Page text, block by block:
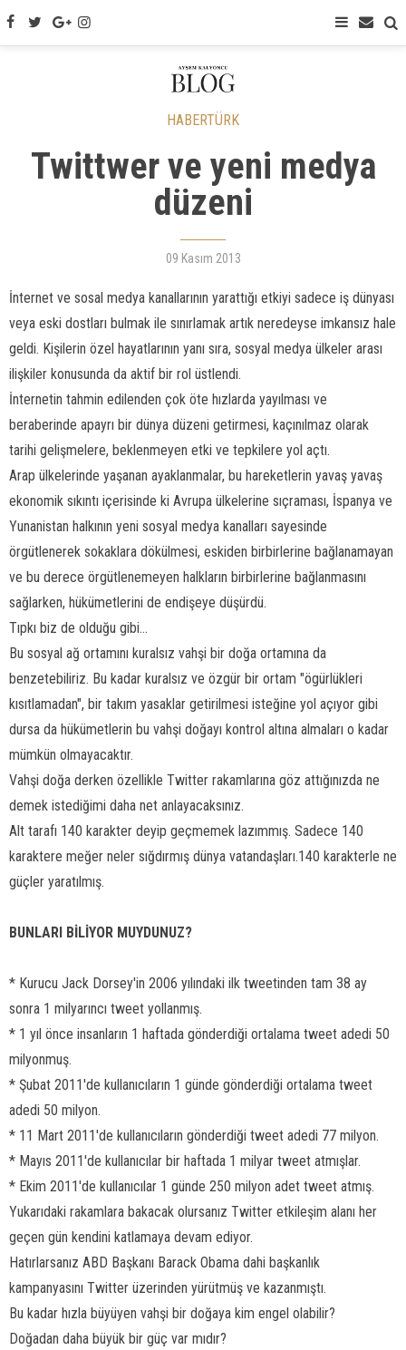
HABERTÜRK
Twittwer ve yeni medya
düzeni
09 Kasım 2013
İnternet ve sosal medya kanallarının yarattığı etkiyi sadece iş dünyası
veya eski dostları bulmak ile sınırlamak artık neredeyse imkansız hale
geldi. Kişilerin özel hayatlarının yanı sıra, sosyal medya ülkeler arası
ilişkiler konusunda da aktif bir rol üstlendi.
İnternetin tahmin edilenden çok öte hızlarda yayılması ve
beraberinde apayrı bir dünya düzeni getirmesi, kaçınılmaz olarak
tarihi gelişmelere, beklenmeyen etki ve tepkilere yol açtı.
Arap ülkelerinde yaşanan ayaklanmalar, bu hareketlerin yavaş yavaş
ekonomik sıkıntı içerisinde ki Avrupa ülkelerine sıçraması, İspanya ve
Yunanistan halkının yeni sosyal medya kanalları sayesinde
örgütlenerek sokaklara dökülmesi, eskiden birbirlerine bağlanamayan
ve bu derece örgütlenemeyen halkların birbirlerine bağlanmasını
sağlarken, hükümetlerini de endişeye düşürdü.
Tıpkı biz de olduğu gibi...
Bu sosyal ağ ortamını kuralsız vahşi bir doğa ortamına da
benzetebiliriz. Bu kadar kuralsız ve özgür bir ortam "ögürlükleri
kısıtlamadan", bir takım yasaklar getirilmesi isteğine yol açıyor gibi
dursa da hükümetlerin bu vahşi doğayı kontrol altına almaları o kadar
mümkün olmayacaktır.
Vahşi doğa derken özellikle Twitter rakamlarına göz attığınızda ne
demek istediğimi daha net anlayacaksınız.
Alt tarafı 140 karakter deyip geçmemek lazımmış. Sadece 140
karaktere meğer neler sığdırmış dünya vatandaşları.140 karakterle ne
güçler yaratılmış.
BUNLARI BİLİYOR MUYDUNUZ?
* Kurucu Jack Dorsey'in 2006 yılındaki ilk tweetinden tam 38 ay
sonra 1 milyarıncı tweet yollanmış.
* 1 yıl önce insanların 1 haftada gönderdiği ortalama tweet adedi 50
milyonmuş.
* Şubat 2011'de kullanıcıların 1 günde gönderdiği ortalama tweet
adedi 50 milyon.
* 11 Mart 2011'de kullanıcıların gönderdiği tweet adedi 77 milyon.
* Mayıs 2011'de kullanıcılar bir haftada 1 milyar tweet atmışlar.
* Ekim 2011'de kullanıcılar 1 günde 250 milyon adet tweet atmış.
Yukarıdaki rakamlara bakacak olursanız Twitter etkileşim alanı her
geçen gün kendini katlamaya devam ediyor.
Hatırlarsanız ABD Başkanı Barack Obama dahi başkanlık
kampanyasını Twitter üzerinden yürütmüş ve kazanmıştı.
Bu kadar hızla büyüyen vahşi bir doğaya kim engel olabilir?
Doğadan daha büyük bir güç var mıdır?